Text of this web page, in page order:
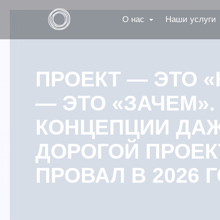
О нас Наши услуги
ПРОЕКТ — ЭТО
— ЭТО
КОНЦЕПЦИИ
ДОРОГОЙ
ПРОВАЛ В 2026